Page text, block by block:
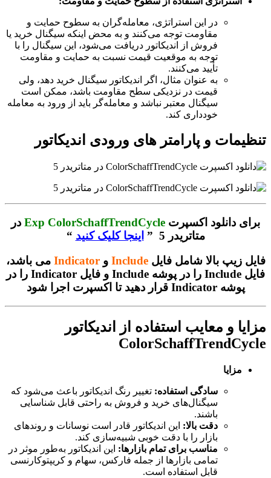
در این استراتژی، معامله‌گران به سطوح حمایت و
مقاومت توجه می‌کنند و به محض اینکه سیگنال خرید یا
فروش از اندیکاتور دریافت می‌شود، این سیگنال را با
توجه به موقعیت قیمت نسبت به حمایت و مقاومت
تأیید می‌کنند.
به عنوان مثال، اگر اندیکاتور سیگنال خرید دهد، ولی
قیمت در نزدیکی سطح مقاومت باشد، ممکن است
سیگنال معتبر نباشد و معامله‌گر باید از ورود به معامله
خودداری کند.
تنظیمات و پارامتر های ورودی اندیکاتور
برای دانلود اکسپرت Exp ColorSchaffTrendCycle در
متاتریدر 5 ”
اینجا کلیک کنید “
فایل زیپ بالا شامل فایلInclude وIndicator می باشد،
فایل Include را در پوشه Include و فایل Indicator را در
پوشه Indicator قرار دهید تا اکسپرت اجرا شود
مزایا و معایب استفاده از اندیکاتور
ColorSchaffTrendCycle
مزایا
سادگی استفاده: تغییر رنگ اندیکاتور باعث می‌شود که
سیگنال‌های خرید و فروش به راحتی قابل شناسایی
باشند.
دقت بالا: این اندیکاتور قادر است نوسانات و روندهای
بازار را با دقت خوبی شبیه‌سازی کند.
مناسب برای تمام بازارها: این اندیکاتور به‌طور موثر در
تمامی بازارها از جمله فارکس، سهام و کریپتوکارنسی
قابل استفاده است.